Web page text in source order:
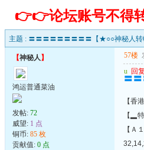
👉👉论坛账号不得
主题 : 〓〓〓〓〓〓〓〓〓【★○○神秘人
【神秘人 】
鸿运普通菜油
发帖: 72
威望: 1 点
铜币: 85 枚
贡献值: 0 点
57楼
u 回复
〓
【香
【▂
【